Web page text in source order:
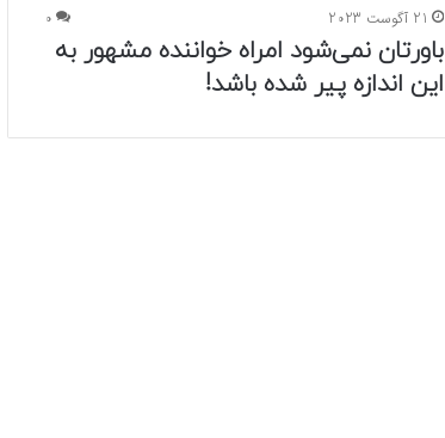
21 آگوست 2023
0
باورتان نمی‌شود امراه خواننده مشهور به
این اندازه پیر شده باشد!